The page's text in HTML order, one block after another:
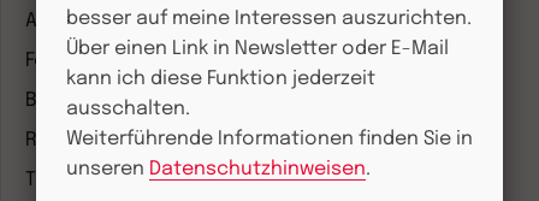
Amosinternational
Forum Weltkirche
Biblische Notizen
Römische Quartalschrift
Theologie und Philosophie
besser auf meine Interessen auszurichten.
Über einen Link in Newsletter oder E-Mail
kann ich diese Funktion jederzeit
ausschalten.
Weiterführende Informationen finden Sie in
unseren Datenschutzhinweisen.